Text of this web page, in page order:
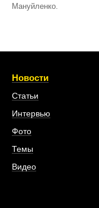
Мануйленко.
Новости
Статьи
Интервью
Фото
Темы
Видео